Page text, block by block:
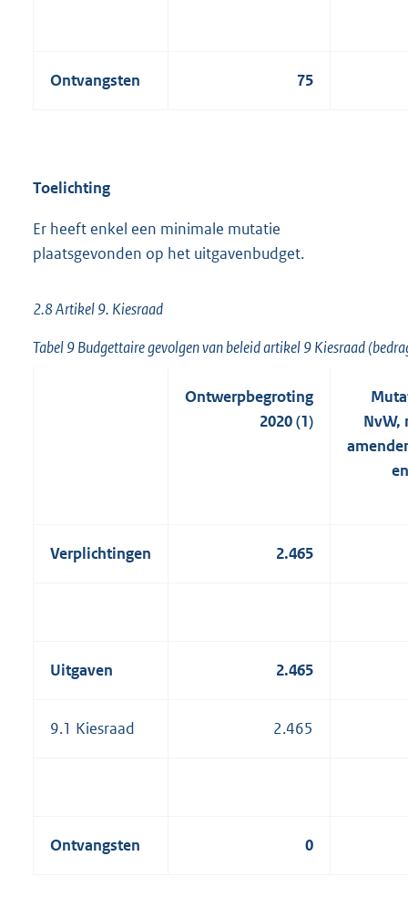
Ontvangsten 75
Toelichting
Er heeft enkel een minimale mutatie
plaatsgevonden op het uitgavenbudget.
2.8 Artikel 9. Kiesraad
Tabel 9 Budgettaire gevolgen van beleid artikel 9 Kiesraad
Ontwerpbegroting
2020 (1)
NvW,
Verplichtingen 2.465
Uitgaven 2.465
9.1 Kiesraad 2.465
Ontvangsten 0